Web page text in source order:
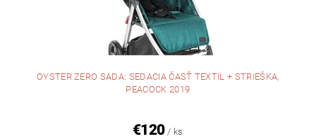
OYSTER ZERO SADA: SEDACIA ČASŤ TEXTIL + STRIEŠKA,
PEACOCK 2019
€120 / ks